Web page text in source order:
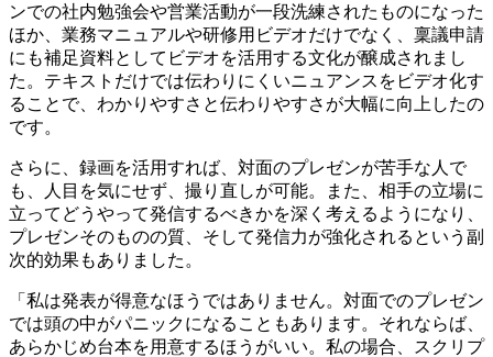
ンでの社内勉強会や営業活動が一段洗練されたものになった
ほか、業務マニュアルや研修用ビデオだけでなく、稟議申請
にも補足資料としてビデオを活用する文化が醸成されまし
た。テキストだけでは伝わりにくいニュアンスをビデオ化す
ることで、わかりやすさと伝わりやすさが大幅に向上したの
です。
さらに、録画を活用すれば、対面のプレゼンが苦手な人で
も、人目を気にせず、撮り直しが可能。また、相手の立場に
立ってどうやって発信するべきかを深く考えるようになり、
プレゼンそのものの質、そして発信力が強化されるという副
次的効果もありました。
「私は発表が得意なほうではありません。対面でのプレゼン
では頭の中がパニックになることもあります。それならば、
あらかじめ台本を用意するほうがいい。私の場合、スクリプ